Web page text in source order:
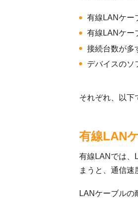
有線LANケー
有線LANケー
接続台数が多
デバイスのソ
それぞれ、以下
有線LAN
有線LANでは、
まうと、通信速
LANケーブル